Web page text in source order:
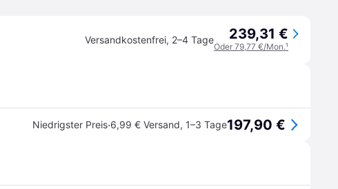
Versandkostenfrei, 2–4 Tage 239,31 €
Oder 79,77 €/Mon.¹
Niedrigster Preis·6,99 € Versand, 1–3 Tage197,90 €